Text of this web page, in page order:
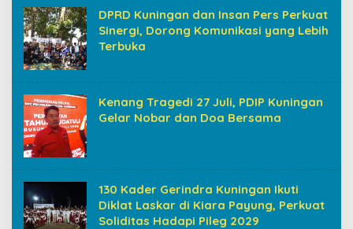
DPRD Kuningan dan Insan Pers Perkuat
Sinergi, Dorong Komunikasi yang Lebih
Terbuka
Kenang Tragedi 27 Juli, PDIP Kuningan
Gelar Nobar dan Doa Bersama
130 Kader Gerindra Kuningan Ikuti
Diklat Laskar di Kiara Payung, Perkuat
Soliditas Hadapi Pileg 2029